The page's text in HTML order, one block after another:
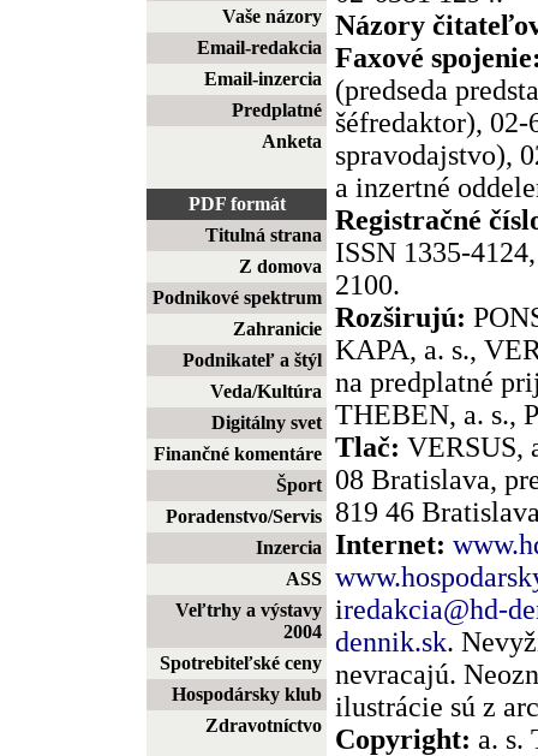
Vaše názory
Email-redakcia
Email-inzercia
Predplatné
Anketa
PDF formát
Titulná strana
Z domova
Podnikové spektrum
Zahranicie
Podnikateľ a štýl
Veda/Kultúra
Digitálny svet
Finančné komentáre
Šport
Poradenstvo/Servis
Inzercia
ASS
Veľtrhy a výstavy
2004
Spotrebiteľské ceny
Hospodársky klub
Zdravotníctvo
Názory
Faxové
(predseda
šéfredaktor),
spravodajstvo),
a inzertné
Registračné
ISSN 1335-
2100.
Rozširujú:
KAPA, a. s.,
na predplatné
THEBEN, a. s.,
Tlač: VERSUS,
08 Bratislava,
819 46
Internet:
iredakcia@hd-
dennik.sk.
nevracajú.
ilustrácie sú z
Copyright: a. s.